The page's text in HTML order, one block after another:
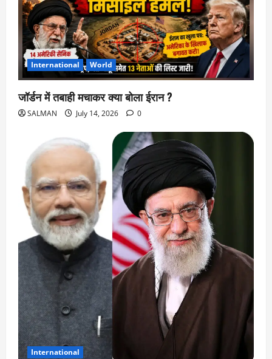
International World
जॉर्डन में तबाही मचाकर क्या बोला ईरान ?
SALMAN July 14, 2026 0
International